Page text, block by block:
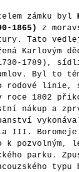
zámku byl
1865)
z
Tato
Karlovým
1789),
Byl to
rodové linie,
1802
nákup a
III.
k pozvolným,
parku.
typu